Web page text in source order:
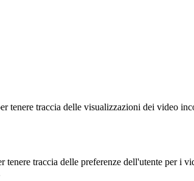
tenere traccia delle visualizzazioni dei video
tenere traccia delle preferenze dell'utente per